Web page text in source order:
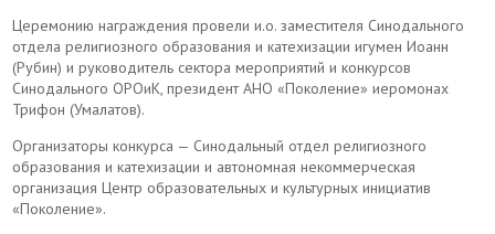
Церемонию награждения провели и.о. заместителя Синодального
отдела религиозного образования и катехизации игумен Иоанн
(Рубин) и руководитель сектора мероприятий и конкурсов
Синодального ОРОиК, президент АНО «Поколение» иеромонах
Трифон (Умалатов).
Организаторы конкурса — Синодальный отдел религиозного
образования и катехизации и автономная некоммерческая
организация Центр образовательных и культурных инициатив
«Поколение».